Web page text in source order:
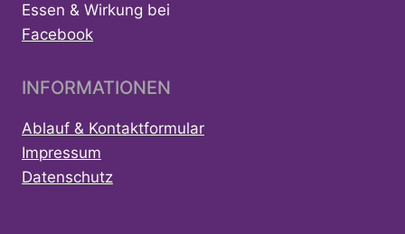
Essen & Wirkung bei
Facebook
INFORMATIONEN
Ablauf & Kontaktformular
Impressum
Datenschutz